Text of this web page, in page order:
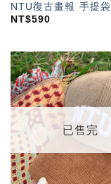
NTU復古畫報 手提袋
NT$590
已售完